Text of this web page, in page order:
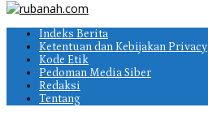
Indeks Berita
Ketentuan dan Kebijakan Privacy
Kode Etik
Pedoman Media Siber
Redaksi
Tentang